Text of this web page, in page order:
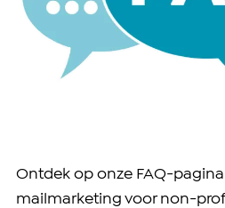
Ontdek op onze FAQ-
mailmarketing voor non-